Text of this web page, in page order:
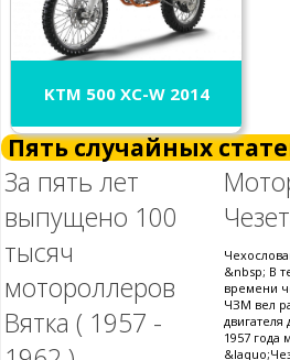
KTM 500 XC-W 2014
Пять случайных
За пять лет
выпущено 100
тысяч
мотороллеров
Вятка ( 1957 -
&nbsp; В
времени
ЧЗМ вел
1957 года